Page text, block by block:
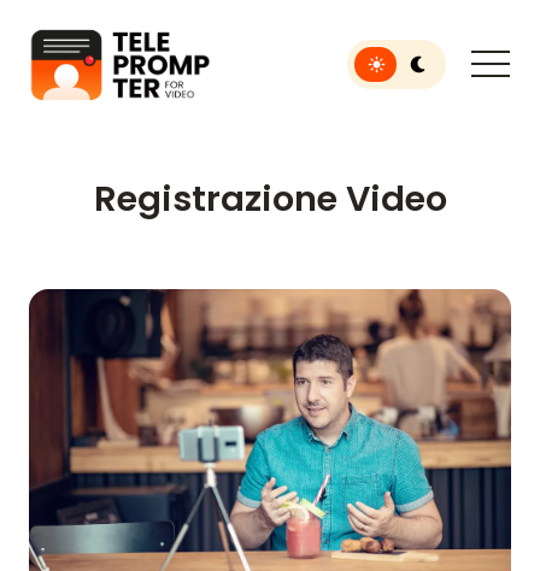
Teleprompter per video
Toggle light or dark
Registrazione Video